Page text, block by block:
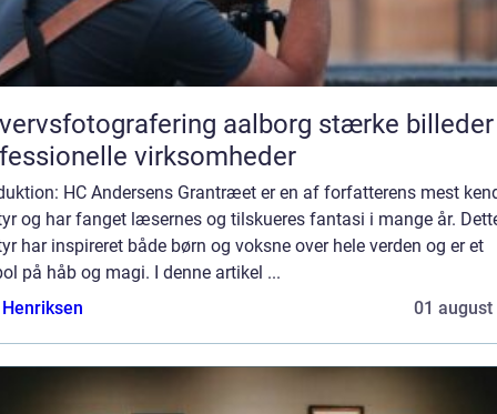
aalborg stærke billeder til
virksomheder
HC Andersens Grantræet er en af forfatterens mest
og har fanget læsernes og tilskueres fantasi i mange år.
har inspireret både børn og voksne over hele verden og er et
på håb og magi. I denne artikel ...
01 august